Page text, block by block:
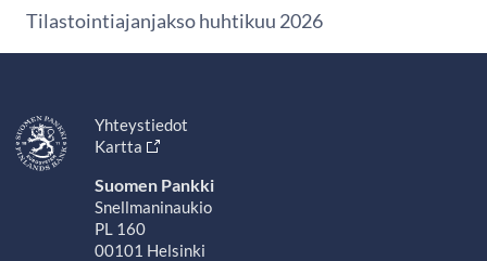
Tilastointiajanjakso huhtikuu 2026
Yhteystiedot
Kartta
Suomen Pankki
Snellmaninaukio
PL 160
00101 Helsinki